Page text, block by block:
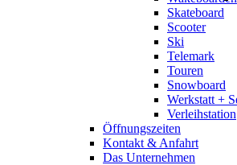
Skateboard
Scooter
Ski
Telemark
Touren
Snowboard
Werkstatt +
Verleihstation
Öffnungszeiten
Kontakt & Anfahrt
Das Unternehmen